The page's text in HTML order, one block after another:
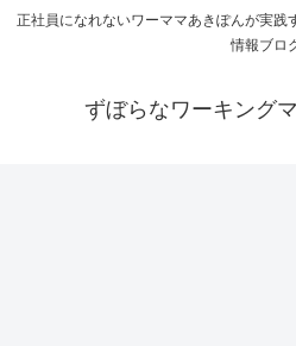
正社員になれないワーママあきぽんが実践
情報ブロ
ずぼらなワーキング